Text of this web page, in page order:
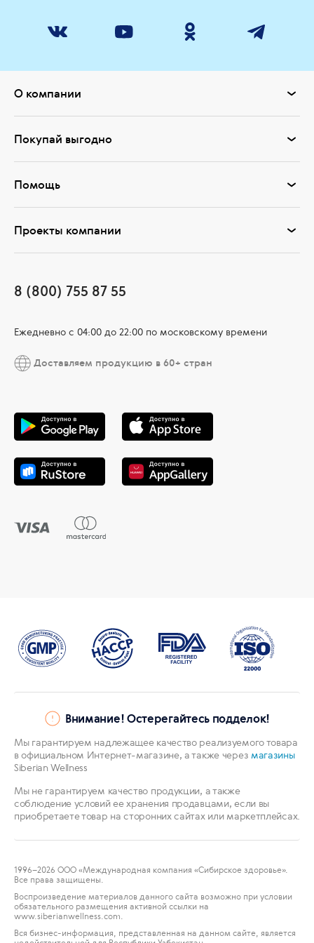
О компании
Покупай выгодно
Помощь
Проекты компании
8 (800) 755 87 55
Ежедневно c 04:00 до 22:00 по московскому времени
Доставляем продукцию в 60+ стран
Внимание! Остерегайтесь подделок!
Мы гарантируем надлежащее качество реализуемого товара
в официальном Интернет-магазине, а также через магазины
Siberian Wellness
Мы не гарантируем качество продукции, а также
соблюдение условий ее хранения продавцами, если вы
приобретаете товар на сторонних сайтах или маркетплейсах.
1996–2026 ООО «Международная компания «Сибирское здоровье».
Все права защищены.
Воспроизведение материалов данного сайта возможно при условии
обязательного размещения активной ссылки на
www.siberianwellness.com.
Вся бизнес-информация, представленная на данном сайте, является